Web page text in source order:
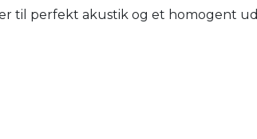
perfekt akustik og et homogent